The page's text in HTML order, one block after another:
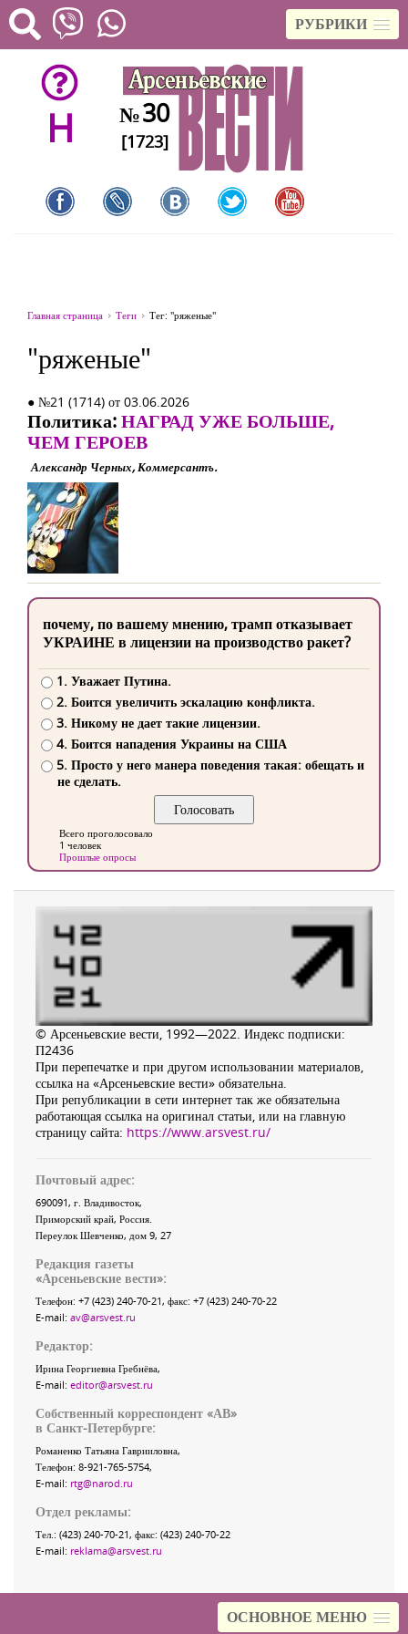
РУБРИКИ
ОСНОВНОЕ МЕНЮ
H №30
[1723]
Главная страница Теги Тег: "ряженые"
"ряженые"
● №21 (1714) от 03.06.2026
Политика:НАГРАД УЖЕ БОЛЬШЕ,
ЧЕМ ГЕРОЕВ
Александр Черных, Коммерсантъ.
почему, по вашему мнению, трамп отказывает
УКРАИНЕ в лицензии на производство ракет?
1. Уважает Путина.
2. Боится увеличить эскалацию конфликта.
3. Никому не дает такие лицензии.
4. Боится нападения Украины на США
5. Просто у него манера поведения такая: обещать и
не сделать.
Всего проголосовало
1 человек
Прошлые опросы
© Арсеньевские вести, 1992—2022. Индекс подписки:
П2436
При перепечатке и при другом использовании материалов,
ссылка на «Арсеньевские вести» обязательна.
При републикации в сети интернет так же обязательна
работающая ссылка на оригинал статьи, или на главную
страницу сайта: https://www.arsvest.ru/
Почтовый адрес:
690091, г. Владивосток,
Приморский край, Россия
Переулок Шевченко, дом 9, 27
Редакция газеты
«Арсеньевские вести»:
Телефон: +7 (423) 240-70-21, факс: +7 (423) 240-70-22
E-mail: av@arsvest.ru
Редактор:
Ирина Георгиевна Гребнёва,
E-mail: editor@arsvest.ru
Собственный корреспондент «АВ»
в Санкт-Петербурге:
Романенко Татьяна Гаврииловна,
Телефон: 8-921-765-5754,
E-mail: rtg@narod.ru
Отдел рекламы:
Тел.: (423) 240-70-21, факс: (423) 240-70-22
E-mail: reklama@arsvest.ru